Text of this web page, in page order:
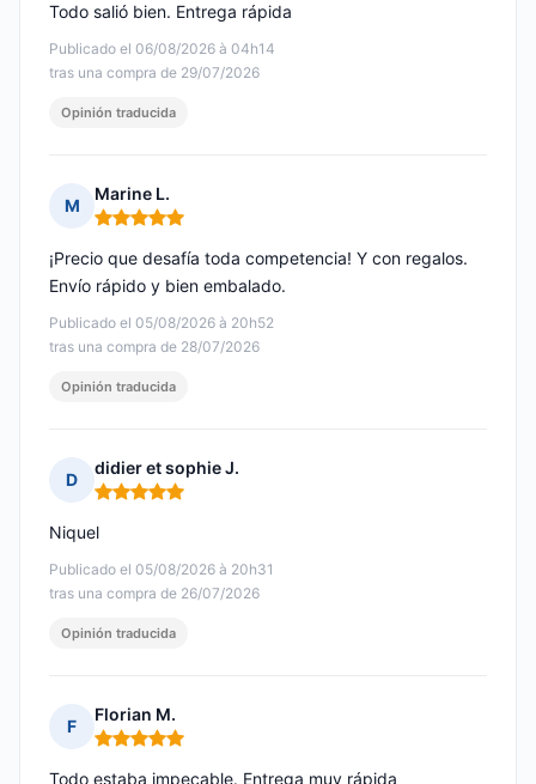
Publicado el 06/08/2026 à 04h14
tras una compra de 29/07/2026
Todo salió bien. Entrega rápida
Opinión traducida
M
Marine L.
Nota: 5 de 5
Publicado el 05/08/2026 à 20h52
tras una compra de 28/07/2026
¡Precio que desafía toda competencia! Y con regalos.
Envío rápido y bien embalado.
Opinión traducida
D
didier et sophie J.
Nota: 5 de 5
Publicado el 05/08/2026 à 20h31
tras una compra de 26/07/2026
Niquel
Opinión traducida
F
Florian M.
Nota: 5 de 5
Todo estaba impecable. Entrega muy rápida